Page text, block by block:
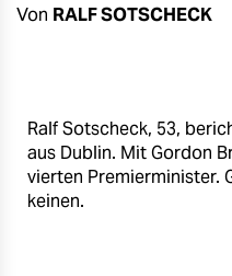
nord
verlag
verlag
veranstaltungen
Von RALF SOTSCHECK
Ralf Sotscheck, 53,
aus Dublin. Mit Gordon
vierten Premierminister.
keinen.